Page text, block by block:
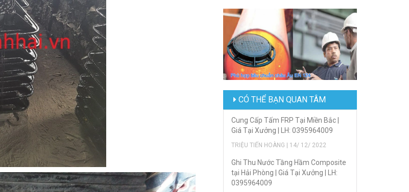
CÓ THỂ BẠN QUAN TÂM
Cung Cấp Tấm FRP Tại Miền Bắc |
Giá Tại Xưởng | LH: 0395964009
TRIỆU TIẾN HOÀNG | 14/ 12/ 2022
Ghi Thu Nước Tầng Hầm Composite
tại Hải Phòng | Giá Tại Xưởng | LH:
0395964009